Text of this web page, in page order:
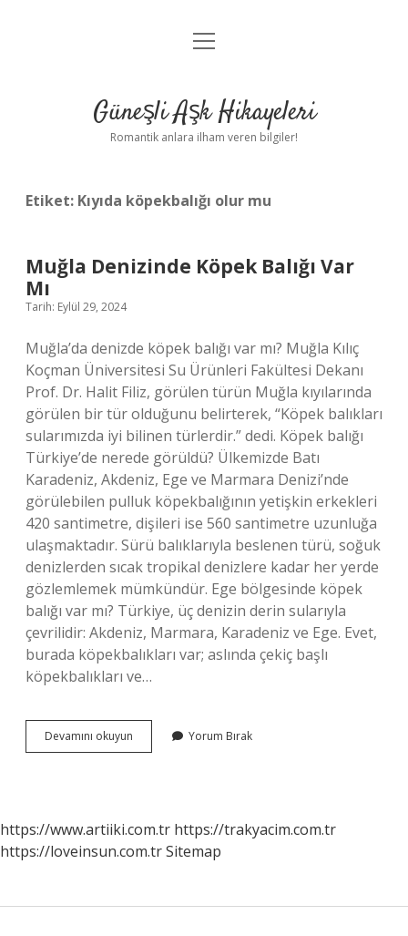
Anasayfa
Yasal Uyarı
menüyü
Güneşli Aşk Hikayeleri
Romantik anlara ilham veren bilgiler!
Etiket: Kıyıda köpekbalığı olur mu
Muğla Denizinde Köpek Balığı Var
Mı
Tarih: Eylül 29, 2024
Muğla’da denizde köpek balığı var mı? Muğla Kılıç
Koçman Üniversitesi Su Ürünleri Fakültesi Dekanı
Prof. Dr. Halit Filiz, görülen türün Muğla kıyılarında
görülen bir tür olduğunu belirterek, “Köpek balıkları
sularımızda iyi bilinen türlerdir.” dedi. Köpek balığı
Türkiye’de nerede görüldü? Ülkemizde Batı
Karadeniz, Akdeniz, Ege ve Marmara Denizi’nde
görülebilen pulluk köpekbalığının yetişkin erkekleri
420 santimetre, dişileri ise 560 santimetre uzunluğa
ulaşmaktadır. Sürü balıklarıyla beslenen türü, soğuk
denizlerden sıcak tropikal denizlere kadar her yerde
gözlemlemek mümkündür. Ege bölgesinde köpek
balığı var mı? Türkiye, üç denizin derin sularıyla
çevrilidir: Akdeniz, Marmara, Karadeniz ve Ege. Evet,
burada köpekbalıkları var; aslında çekiç başlı
köpekbalıkları ve…
Devamını okuyun
Denizinde
Yorum Bırak
https://www.artiiki.com.tr https://trakyacim.com.tr
https://loveinsun.com.trSitemap